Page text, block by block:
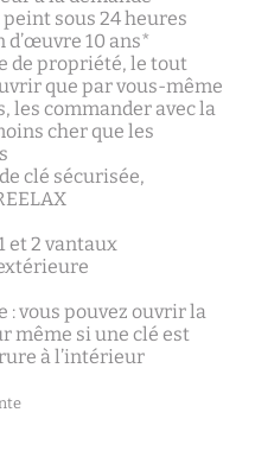
sous 24 heures
d’œuvre 10 ans*
de propriété, le tout
que par vous-même
les commander avec la
cher que les
clé sécurisée,
et 2 vantaux
: vous pouvez ouvrir la
même si une clé est
à l’intérieur